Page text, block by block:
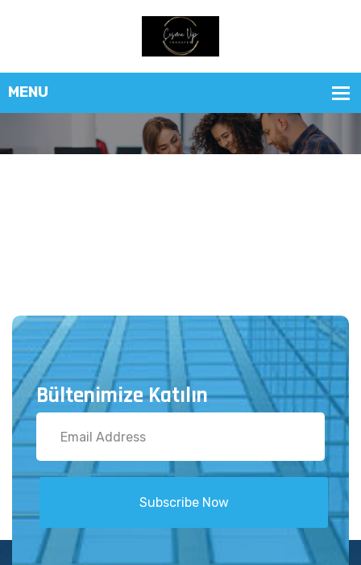
Bültenimize Katılın
Subscribe Now